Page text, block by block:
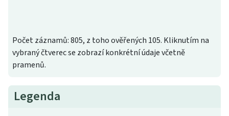
Počet záznamů: 805, z toho ověřených 105. Kliknutím na
vybraný čtverec se zobrazí konkrétní údaje včetně
pramenů.
Legenda